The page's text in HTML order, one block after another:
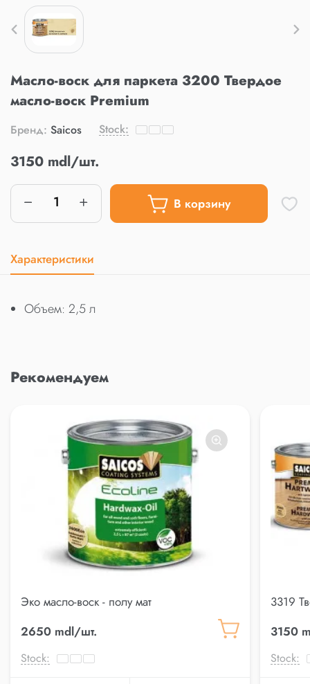
Масло-воск для паркета 3200 Твердое
масло-воск Premium
Бренд: Saicos Stock:
3150 mdl/шт.
В корзину
Характеристики
Объем: 2,5 л
Рекомендуем
Эко масло-воск - полу мат
2650 mdl/шт.
Stock:
3319
3150
Stock: